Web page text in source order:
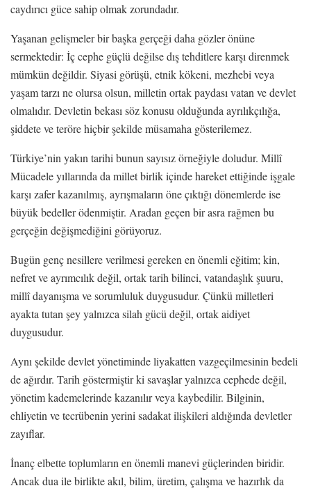
caydırıcı güce sahip olmak zorundadır.
Yaşanan gelişmeler bir başka gerçeği daha gözler önüne
sermektedir: İç cephe güçlü değilse dış tehditlere karşı direnmek
mümkün değildir. Siyasi görüşü, etnik kökeni, mezhebi veya
yaşam tarzı ne olursa olsun, milletin ortak paydası vatan ve devlet
olmalıdır. Devletin bekası söz konusu olduğunda ayrılıkçılığa,
şiddete ve teröre hiçbir şekilde müsamaha gösterilemez.
Türkiye’nin yakın tarihi bunun sayısız örneğiyle doludur. Millî
Mücadele yıllarında da millet birlik içinde hareket ettiğinde işgale
karşı zafer kazanılmış, ayrışmaların öne çıktığı dönemlerde ise
büyük bedeller ödenmiştir. Aradan geçen bir asra rağmen bu
gerçeğin değişmediğini görüyoruz.
Bugün genç nesillere verilmesi gereken en önemli eğitim; kin,
nefret ve ayrımcılık değil, ortak tarih bilinci, vatandaşlık şuuru,
millî dayanışma ve sorumluluk duygusudur. Çünkü milletleri
ayakta tutan şey yalnızca silah gücü değil, ortak aidiyet
duygusudur.
Aynı şekilde devlet yönetiminde liyakatten vazgeçilmesinin bedeli
de ağırdır. Tarih göstermiştir ki savaşlar yalnızca cephede değil,
yönetim kademelerinde kazanılır veya kaybedilir. Bilginin,
ehliyetin ve tecrübenin yerini sadakat ilişkileri aldığında devletler
zayıflar.
İnanç elbette toplumların en önemli manevi güçlerinden biridir.
Ancak dua ile birlikte akıl, bilim, üretim, çalışma ve hazırlık da